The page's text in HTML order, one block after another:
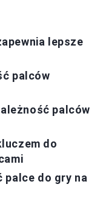
lepsze
palców
palców
do
palce do gry na